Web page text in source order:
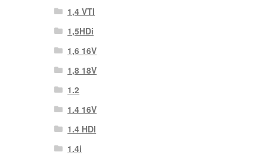
1,4 VTI
1,5HDi
1,6 16V
1,8 18V
1.2
1.4 16V
1.4 HDI
1.4i